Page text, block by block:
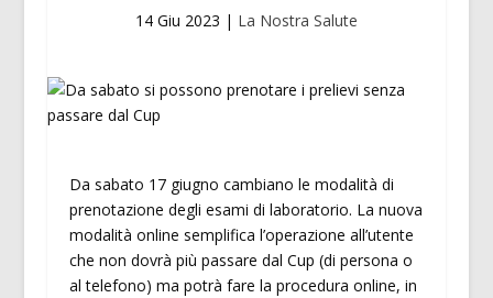
14 Giu 2023 | La Nostra Salute
Da sabato 17 giugno cambiano le modalità di
prenotazione degli esami di laboratorio. La nuova
modalità online semplifica l’operazione all’utente
che non dovrà più passare dal Cup (di persona o
al telefono) ma potrà fare la procedura online, in